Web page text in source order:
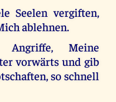
Seelen vergiften,
ablehnen.
Angriffe, Meine
vorwärts und gib
so schnell